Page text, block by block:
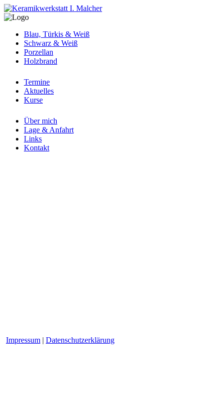
Blau, Türkis & Weiß
Schwarz & Weiß
Porzellan
Holzbrand
Termine
Aktuelles
Kurse
Über mich
Lage & Anfahrt
Links
Kontakt
Impressum | Datenschutzerklärung